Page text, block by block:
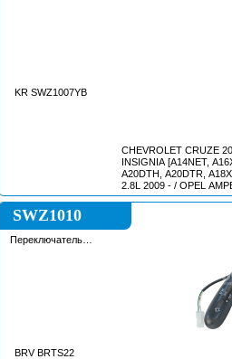
KR SWZ1007YB
CHEVROLET CRUZE
INSIGNIA [A14NET,
A20DTH, A20DTR,
2.8L 2009 - / OPEL
2012 - / BUICK ALLURE
2013 CHEVROLET
SWZ1010
Переключатель
BRV BRTS22